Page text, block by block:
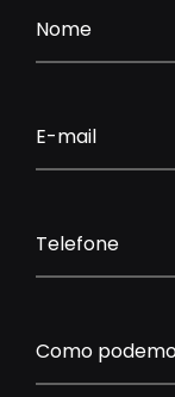
Nome
E-mail
Telefone
Como